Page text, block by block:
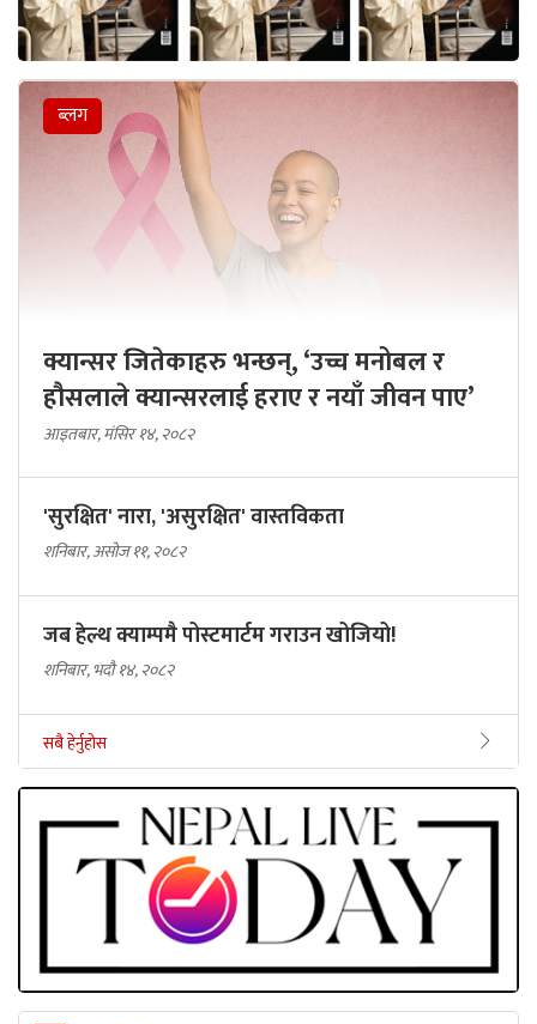
ब्लग
क्यान्सर जितेकाहरु भन्छन्, ‘उच्च मनोबल र
हौसलाले क्यान्सरलाई हराए र नयाँ जीवन पाए’
आइतबार, मंसिर १४, २०८२
'सुरक्षित' नारा, 'असुरक्षित' वास्तविकता
शनिबार, असोज ११, २०८२
जब हेल्थ क्याम्पमै पोस्टमार्टम गराउन खोजियो!
शनिबार, भदौ १४, २०८२
सबै हेर्नुहोस